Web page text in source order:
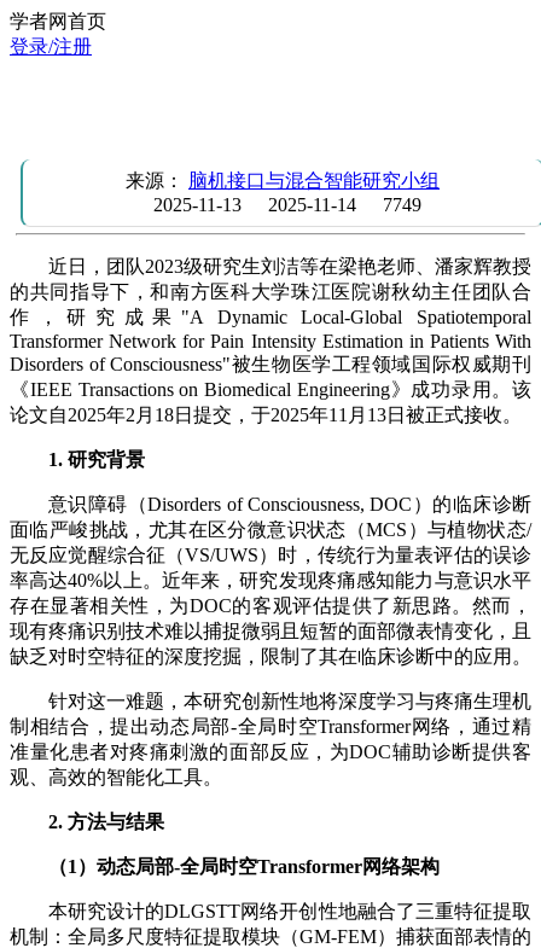
学者网首页
登录/注册
来源： 脑机接口与混合智能研究小组
2025-11-13
2025-11-14 7749
近日，团队2023级研究生刘洁等在梁艳老师、潘家辉教授
的共同指导下，和南方医科大学珠江医院谢秋幼主任团队合
作，研究成果"A Dynamic Local-Global Spatiotemporal
Transformer Network for Pain Intensity Estimation in Patients With
Disorders of Consciousness"被生物医学工程领域国际权威期刊
《IEEE Transactions on Biomedical Engineering》成功录用。该
论文自2025年2月18日提交，于2025年11月13日被正式接收。
1. 研究背景
意识障碍（Disorders of Consciousness, DOC）的临床诊断
面临严峻挑战，尤其在区分微意识状态（MCS）与植物状态/
无反应觉醒综合征（VS/UWS）时，传统行为量表评估的误诊
率高达40%以上。近年来，研究发现疼痛感知能力与意识水平
存在显著相关性，为DOC的客观评估提供了新思路。然而，
现有疼痛识别技术难以捕捉微弱且短暂的面部微表情变化，且
缺乏对时空特征的深度挖掘，限制了其在临床诊断中的应用。
针对这一难题，本研究创新性地将深度学习与疼痛生理机
制相结合，提出动态局部-全局时空Transformer网络，通过精
准量化患者对疼痛刺激的面部反应，为DOC辅助诊断提供客
观、高效的智能化工具。
2. 方法与结果
（1）动态局部-全局时空Transformer网络架构
本研究设计的DLGSTT网络开创性地融合了三重特征提取
机制：全局多尺度特征提取模块（GM-FEM）捕获面部表情的